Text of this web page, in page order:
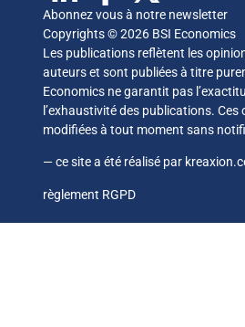
Abonnez vous à notre newsletter
Copyrights © 2026 BSI Economics
Les publications reflètent les
auteurs et sont publiées à titre
Economics ne garantit pas
l’exhaustivité des publications.
modifiées à tout moment sans
— ce site a été réalisé par
règlement RGPD